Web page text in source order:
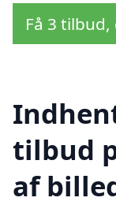
Få 3
tilbud
af